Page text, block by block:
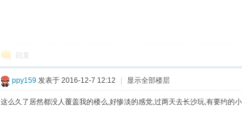
回复
ppy159 发表于 2016-12-7 12:12 | 显示全部楼层
这么久了居然都没人覆盖我的楼么,好惨淡的感觉,过两天去长沙玩,有要约的